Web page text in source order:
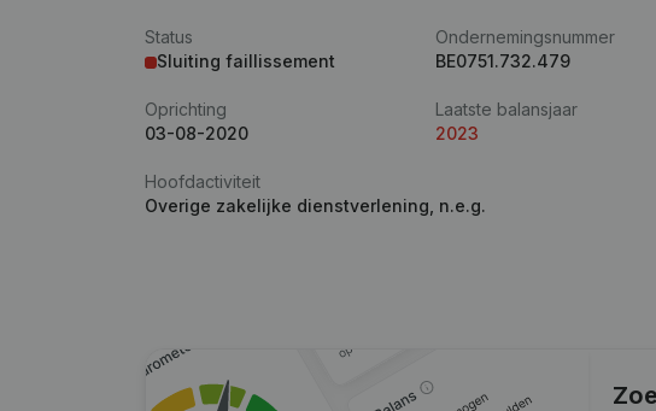
Status
Sluiting faillissement
Ondernemingsnummer
BE0751.732.479
Oprichting
03-08-2020
Laatste balansjaar
2023
Hoofdactiviteit
Overige zakelijke dienstverlening, n.e.g.